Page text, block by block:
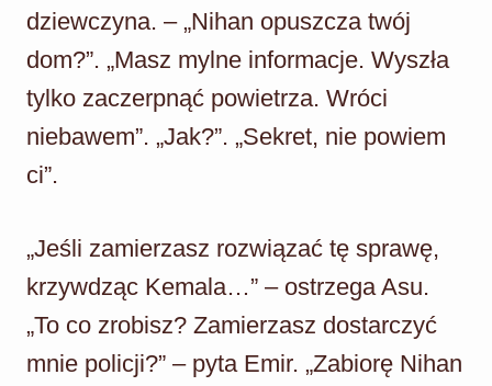
dziewczyna. – „Nihan opuszcza twój
dom?”. „Masz mylne informacje. Wyszła
tylko zaczerpnąć powietrza. Wróci
niebawem”. „Jak?”. „Sekret, nie powiem
ci”.
„Jeśli zamierzasz rozwiązać tę sprawę,
krzywdząc Kemala…” – ostrzega Asu.
„To co zrobisz? Zamierzasz dostarczyć
mnie policji?” – pyta Emir. „Zabiorę Nihan